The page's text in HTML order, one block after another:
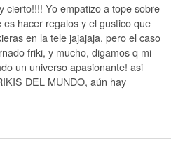
cierto!!!! Yo empatizo a tope sobre
hacer regalos y el gustico que
en la tele jajajaja, pero el caso
friki, y mucho, digamos q mi
un universo apasionante! asi
DEL MUNDO, aún hay